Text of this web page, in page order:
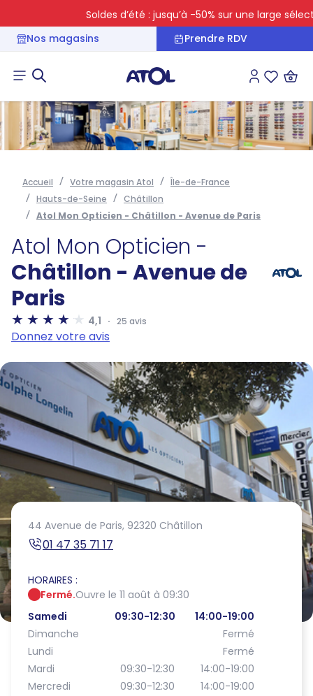
Soldes d’été : jusqu’à -50% sur une large sélection
Nos magasins
Prendre RDV
Connexion
Accueil Votre magasin Atol
Île-de-France
Hauts-de-Seine
Châtillon
Atol Mon Opticien - Châtillon - Avenue de Paris
Atol Mon Opticien -
Châtillon - Avenue de
Paris
4,1 25 avis
Donnez votre avis
44 Avenue de Paris, 92320 Châtillon
01 47 35 71 17
HORAIRES :
Fermé.Ouvre le 11 août à 09:30
Samedi
09:30-12:30
14:00-19:00
Dimanche
Fermé
Lundi
Fermé
Mardi
09:30-12:30
14:00-19:00
Mercredi
09:30-12:30
14:00-19:00